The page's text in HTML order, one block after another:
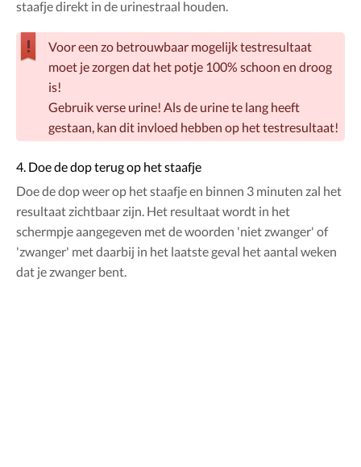
staafje direkt in de urinestraal houden.
Voor een zo betrouwbaar mogelijk testresultaat
moet je zorgen dat het potje 100% schoon en droog
is!
Gebruik verse urine! Als de urine te lang heeft
gestaan, kan dit invloed hebben op het testresultaat!
4. Doe de dop terug op het staafje
Doe de dop weer op het staafje en binnen 3 minuten zal het
resultaat zichtbaar zijn. Het resultaat wordt in het
schermpje aangegeven met de woorden 'niet zwanger' of
'zwanger' met daarbij in het laatste geval het aantal weken
dat je zwanger bent.